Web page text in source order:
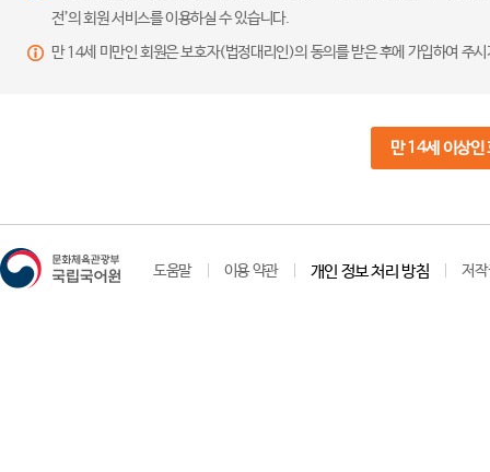
전’의 회원 서비스를 이용하실 수 있습니다.
만 14세 미만인 회원은 보호자(법정대리인)의 동의를 받은 후에 가입하여 주
만 14세 이상인
도움말 이용 약관 개인 정보 처리 방침 저